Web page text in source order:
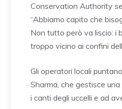
Conservation Authority
“Abbiamo capito che
Non tutto però va liscio: i
troppo vicino ai confini
Gli operatori locali
Sharma, che gestisce
i canti degli uccelli e ad